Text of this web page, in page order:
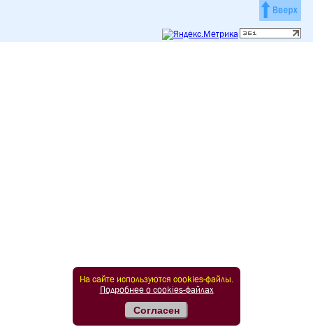
На сайте используются cookies-файлы.
Подробнее о cookies-файлах
Согласен